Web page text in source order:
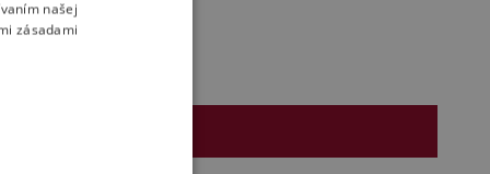
našej
zásadami